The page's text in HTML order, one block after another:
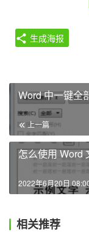
生成海报
Word 中一键全
上一篇
怎么使用 Word
2022年6月20日
相关推荐